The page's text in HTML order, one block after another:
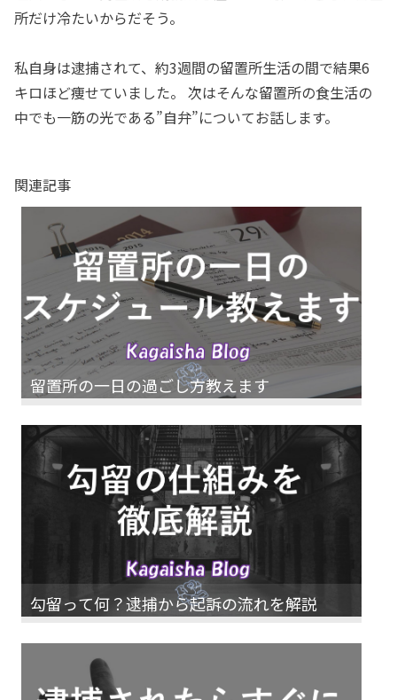
所だけ冷たいからだそう。
私自身は逮捕されて、約3週間の留置所生活の間で結果6
キロほど痩せていました。 次はそんな留置所の食生活の
中でも一筋の光である”自弁”についてお話します。
関連記事
留置所の一日の過ごし方教えます
勾留って何？逮捕から起訴の流れを解説